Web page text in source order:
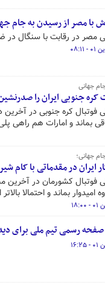
با مصر از رسیدن به جام
مصر در رقابت با سنگال در
جهانی
جنوبی ایران را
فوتبال کره جنوبی در
بماند و امارات هم راهی
جهانی؛
ایران در مقدماتی با
امیدوار بماند و احتمالا
رسمی تیم ملی برای